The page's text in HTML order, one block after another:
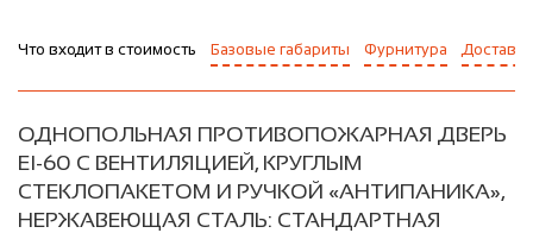
Что входит в стоимость Базовые габариты Фурнитура Доставка
ОДНОПОЛЬНАЯ ПРОТИВОПОЖАРНАЯ ДВЕРЬ
EI-60 С ВЕНТИЛЯЦИЕЙ, КРУГЛЫМ
СТЕКЛОПАКЕТОМ И РУЧКОЙ «АНТИПАНИКА»,
НЕРЖАВЕЮЩАЯ СТАЛЬ: СТАНДАРТНАЯ